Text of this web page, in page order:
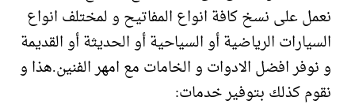
نعمل على نسخ كافة انواع المفاتيح و لمختلف انواع
السيارات الرياضية أو السياحية أو الحديثة أو القديمة
و نوفر افضل الادوات و الخامات مع امهر الفنين.هذا و
نقوم كذلك بتوفير خدمات: